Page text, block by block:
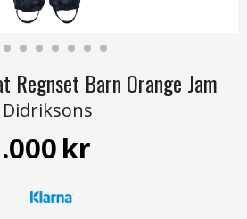
Regnset Barn Orange Jam
Didriksons
kr